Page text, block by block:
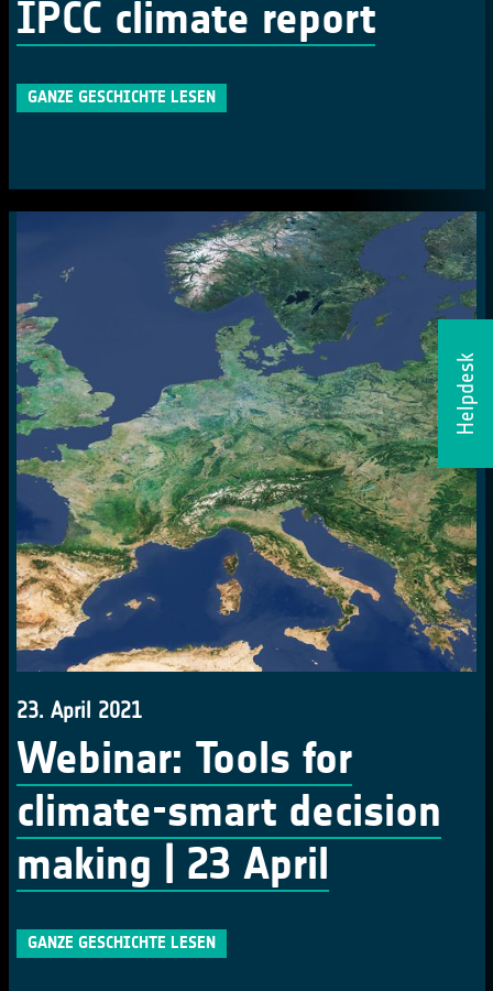
Helpdesk
IPCC climate report
GANZE GESCHICHTE LESEN
23. April 2021
Webinar: Tools for
climate-smart decision
making | 23 April
GANZE GESCHICHTE LESEN